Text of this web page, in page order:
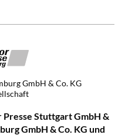
GmbH & Co. KG
Stuttgart GmbH &
GmbH & Co. KG und